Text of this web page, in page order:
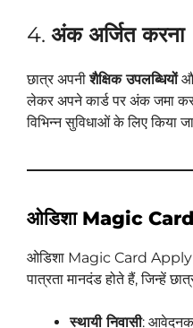
4. अंक अर्जित करना
छात्र अपनीशैक्षिक उपलब्धियों
लेकर अपने कार्ड पर अंक जमा
विभिन्न सुविधाओं के लिए किया
ओडिशा Magic Card
ओडिशा Magic Card
पात्रता मानदंड होते हैं, जिन्हें
स्थायी निवासी: